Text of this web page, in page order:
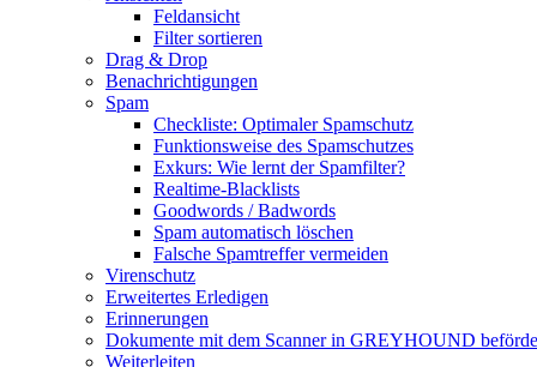
Feldansicht
Filter sortieren
Drag & Drop
Benachrichtigungen
Spam
Checkliste: Optimaler Spamschutz
Funktionsweise des Spamschutzes
Exkurs: Wie lernt der Spamfilter?
Realtime-Blacklists
Goodwords / Badwords
Spam automatisch löschen
Falsche Spamtreffer vermeiden
Virenschutz
Erweitertes Erledigen
Erinnerungen
Dokumente mit dem Scanner in GREYHOUND
Weiterleiten